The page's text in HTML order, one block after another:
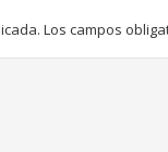
Los campos